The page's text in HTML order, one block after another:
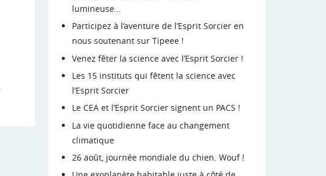
lumineuse…
Participez à l’aventure de l’Esprit Sorcier en
nous soutenant sur Tipeee !
Venez fêter la science avec l’Esprit Sorcier !
Les 15 instituts qui fêtent la science avec
l’Esprit Sorcier
Le CEA et l’Esprit Sorcier signent un PACS !
La vie quotidienne face au changement
climatique
26 août, journée mondiale du chien. Wouf !